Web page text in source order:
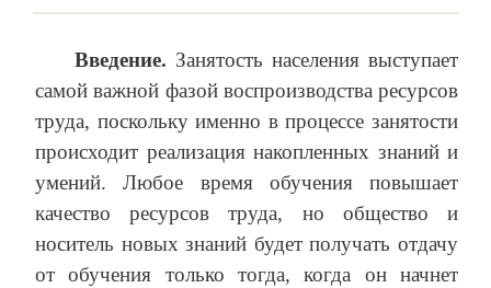
Введение. Занятость населения выступает
самой важной фазой воспроизводства ресурсов
труда, поскольку именно в процессе занятости
происходит реализация накопленных знаний и
умений. Любое время обучения повышает
качество ресурсов труда, но общество и
носитель новых знаний будет получать отдачу
от обучения только тогда, когда он начнет